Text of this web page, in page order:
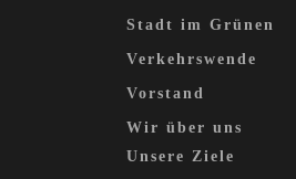
Stadt im Grünen
Verkehrswende
Vorstand
Wir über uns
Unsere Ziele